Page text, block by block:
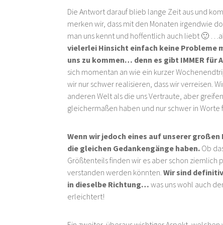
Die Antwort darauf blieb lange Zeit aus und
merken wir, dass mit den Monaten irgendwie
man uns kennt und hoffentlich auch liebt 🙂
vielerlei Hinsicht einfach keine Probleme
uns zu kommen… denn es gibt IMMER für
sich momentan an wie ein kurzer
wir nur schwer realisieren, dass wir verreisen.
anderen Welt als die uns Vertraute, aber
gleichermaßen haben und nur schwer in Worte
Wenn wir jedoch eines auf unserer
die gleichen Gedankengänge haben. Ob
Größtenteils finden wir es aber schon ziemlich
verstanden werden könnten.Wir sind
in dieselbe Richtung… was uns wohl auch
erleichtert!